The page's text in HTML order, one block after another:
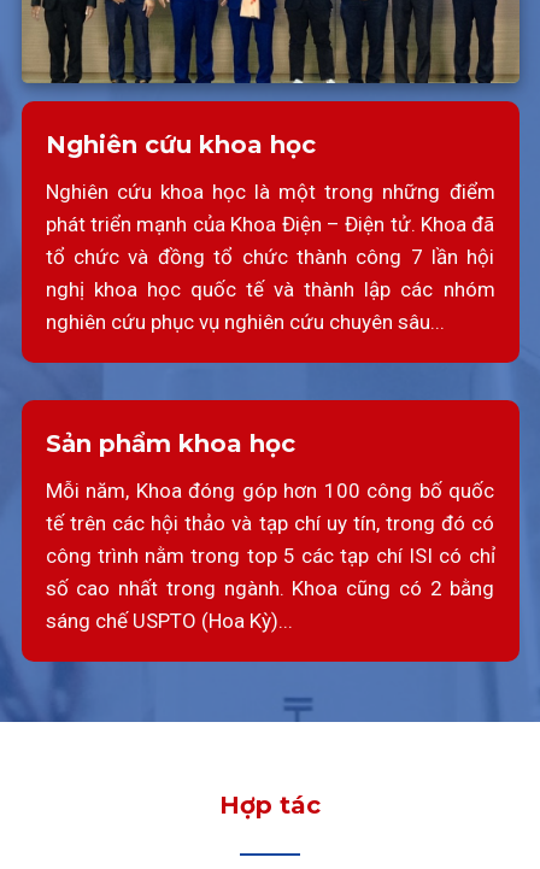
Nghiên cứu khoa học
Nghiên cứu khoa học là một trong những điểm
phát triển mạnh của Khoa Điện – Điện tử. Khoa đã
tổ chức và đồng tổ chức thành công 7 lần hội
nghị khoa học quốc tế và thành lập các nhóm
nghiên cứu phục vụ nghiên cứu chuyên sâu...
Sản phẩm khoa học
Mỗi năm, Khoa đóng góp hơn 100 công bố quốc
tế trên các hội thảo và tạp chí uy tín, trong đó có
công trình nằm trong top 5 các tạp chí ISI có chỉ
số cao nhất trong ngành. Khoa cũng có 2 bằng
sáng chế USPTO (Hoa Kỳ)...
Hợp tác